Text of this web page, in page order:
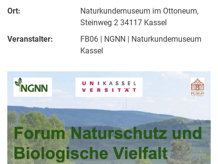
Ort:
Naturkundemuseum im Ottoneum,
Steinweg 2 34117 Kassel
Veranstalter:
FB06 | NGNN | Naturkundemuseum
Kassel